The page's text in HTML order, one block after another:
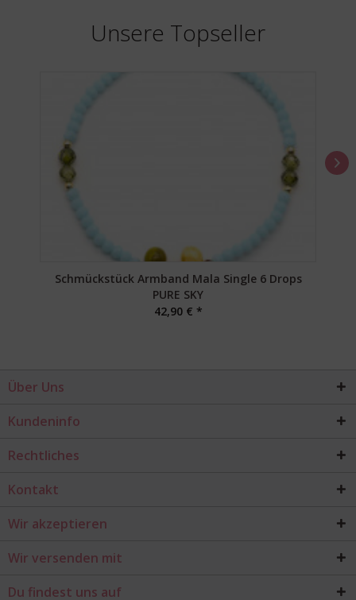
Unsere Topseller
Schmückstück Armband Mala Single 6 Drops
PURE SKY
42,90 € *
Über Uns
Kundeninfo
Rechtliches
Kontakt
Wir akzeptieren
Wir versenden mit
Du findest uns auf